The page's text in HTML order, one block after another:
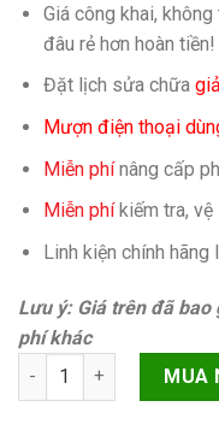
Giá công khai,
đâu rẻ hơn hoàn tiền!
Đặt lịch sửa chữa
Mượn điện thoại
Miễn phínâng cấp
Miễn phíkiếm tra, vệ
Linh kiện chính
Lưu ý: Giá trên đã
phí khác
Mất nguồn iPhone SE
MUA